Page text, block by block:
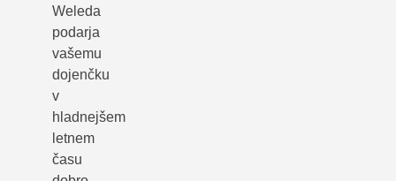
Weleda
podarja
vašemu
dojenčku
v
hladnejšem
letnem
času